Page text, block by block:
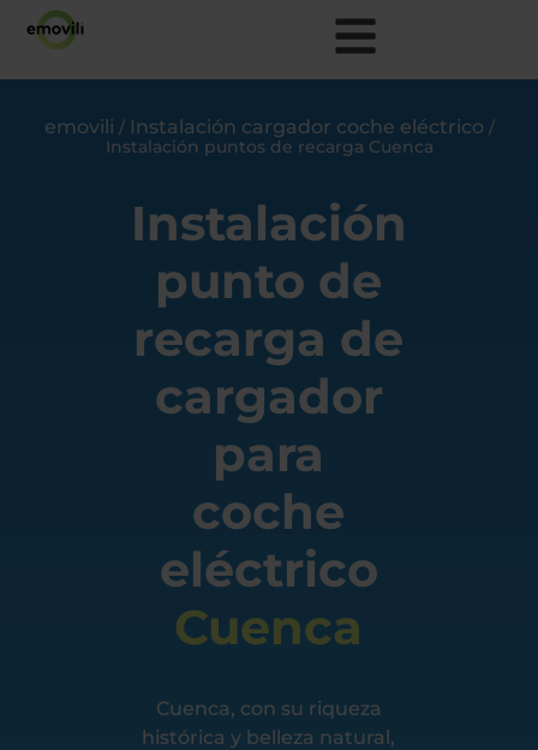
emovili / Instalación cargador coche eléctrico /
Instalación puntos de recarga Cuenca
Instalación
punto de
recarga de
cargador
para
coche
eléctrico
Cuenca
Cuenca, con su riqueza
histórica y belleza natural,